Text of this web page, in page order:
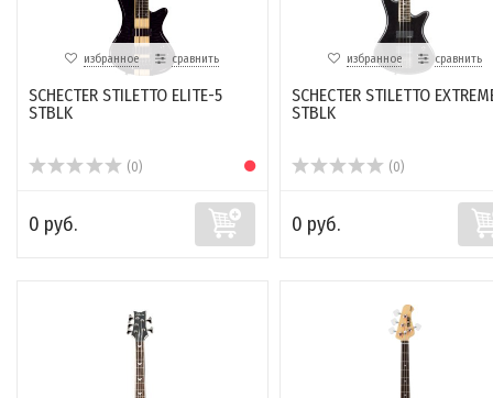
избранное сравнить
SCHECTER STILETTO ELITE-5
STBLK
(0)
0 руб.
избранное сравнить
SCHECTER STILETTO
STBLK
(0)
0 руб.